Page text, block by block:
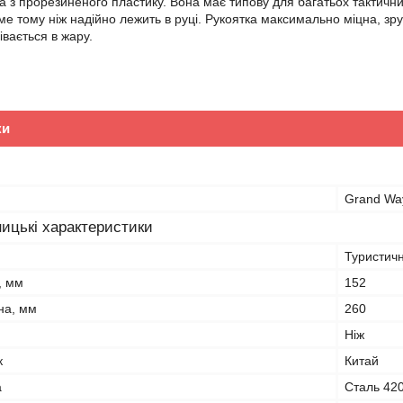
тому ніж надійно лежить в руці. Рукоятка максимально міцна,
в жару.
Grand
характеристики
мм
152
мм
260
Ніж
Китай
Сталь